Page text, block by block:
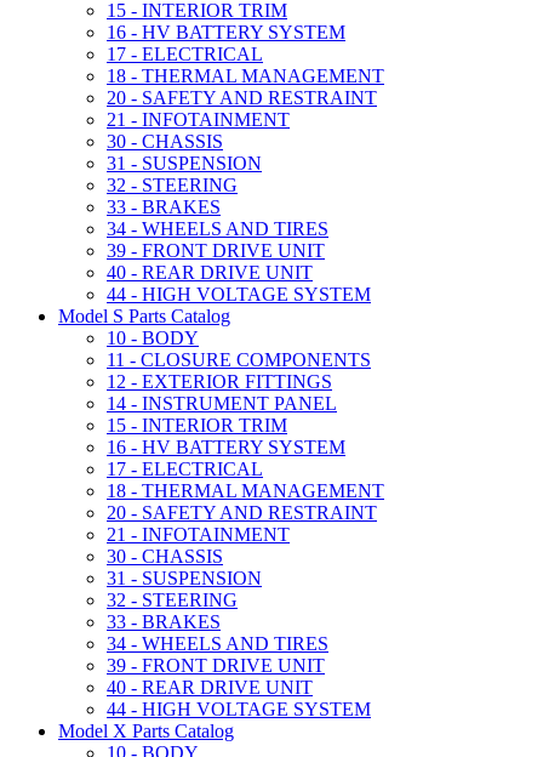
15 - INTERIOR TRIM
16 - HV BATTERY SYSTEM
17 - ELECTRICAL
18 - THERMAL MANAGEMENT
20 - SAFETY AND RESTRAINT
21 - INFOTAINMENT
30 - CHASSIS
31 - SUSPENSION
32 - STEERING
33 - BRAKES
34 - WHEELS AND TIRES
39 - FRONT DRIVE UNIT
40 - REAR DRIVE UNIT
44 - HIGH VOLTAGE SYSTEM
Model S Parts Catalog
10 - BODY
11 - CLOSURE COMPONENTS
12 - EXTERIOR FITTINGS
14 - INSTRUMENT PANEL
15 - INTERIOR TRIM
16 - HV BATTERY SYSTEM
17 - ELECTRICAL
18 - THERMAL MANAGEMENT
20 - SAFETY AND RESTRAINT
21 - INFOTAINMENT
30 - CHASSIS
31 - SUSPENSION
32 - STEERING
33 - BRAKES
34 - WHEELS AND TIRES
39 - FRONT DRIVE UNIT
40 - REAR DRIVE UNIT
44 - HIGH VOLTAGE SYSTEM
Model X Parts Catalog